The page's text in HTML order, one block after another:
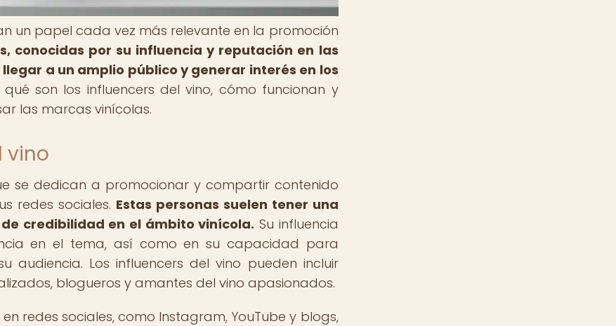
un papel cada vez más relevante en la promoción
conocidas por su influencia y reputación en las
a un amplio público y generar interés en los
qué son los influencers del vino, cómo funcionan y
las marcas vinícolas.
vino
se dedican a promocionar y compartir contenido
redes sociales. Estas personas suelen tener una
credibilidad en el ámbito vinícola. Su influencia
en el tema, así como en su capacidad para
audiencia. Los influencers del vino pueden incluir
blogueros y amantes del vino apasionados.
redes sociales, como Instagram, YouTube y blogs,